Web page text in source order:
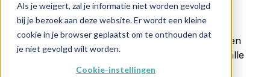
Als je weigert, zal je informatie niet worden gevolgd
bij je bezoek aan deze website. Er wordt een kleine
cookie in je browser geplaatst om te onthouden dat
je niet gevolgd wilt worden.
Cookie-instellingen
NAVstaat voorNet Asset Value, in het
Nederlands ook wel intrinsieke waarde van een
fonds genoemd. Het is de totale waarde van alle
beleggingen in een fonds, gedeeld door het